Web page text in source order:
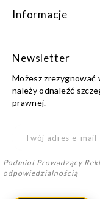
Informacje
Newsletter
Możesz zrezygnować
należy odnaleźć
prawnej.
Podmiot Prowadzący
odpowiedzialnością